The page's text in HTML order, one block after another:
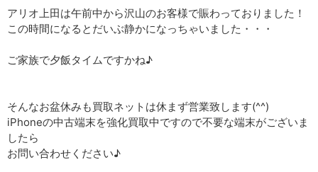
アリオ上田は午前中から沢山のお客様で賑わっておりました！
この時間になるとだいぶ静かになっちゃいました・・・
ご家族で夕飯タイムですかね♪
そんなお盆休みも買取ネットは休まず営業致します(^^)
iPhoneの中古端末を強化買取中ですので不要な端末がございま
したら
お問い合わせください♪